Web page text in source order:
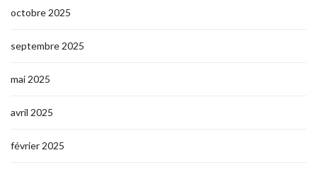
octobre 2025
septembre 2025
mai 2025
avril 2025
février 2025